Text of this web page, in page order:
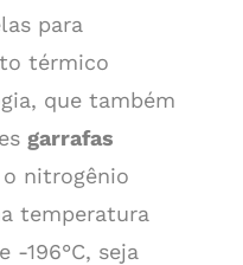
para
térmico
que também
garrafas
nitrogênio
temperatura
-196°C, seja